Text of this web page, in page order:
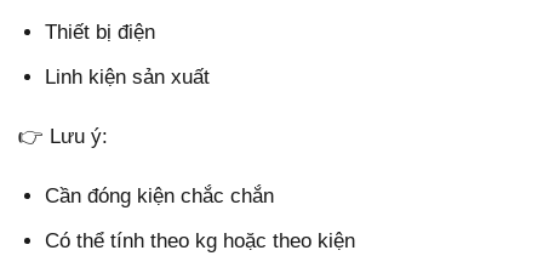
Thiết bị điện
Linh kiện sản xuất
👉 Lưu ý:
Cần đóng kiện chắc chắn
Có thể tính theo kg hoặc theo kiện